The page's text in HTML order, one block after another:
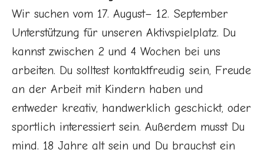
Wir suchen vom 17. August– 12. September
Unterstützung für unseren Aktivspielplatz. Du
kannst zwischen 2 und 4 Wochen bei uns
arbeiten. Du solltest kontaktfreudig sein, Freude
an der Arbeit mit Kindern haben und
entweder kreativ, handwerklich geschickt, oder
sportlich interessiert sein. Außerdem musst Du
mind. 18 Jahre alt sein und Du brauchst ein